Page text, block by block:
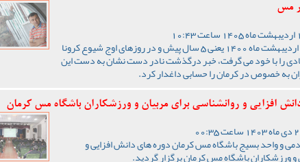
مس
در روزهای اردیبهشت ماه 1400 یعنی 5 سال پیش و در روزهای اوج شیوع کرونا
را با خود می گرفت، خبر درگذشت نادر دست نشان به دست این
به خصوص در کرمان را حسابی داغدار کرد.
افزایی و روانشناسی برای مربیان و ورزشکاران باشگاه مس کرمان
و واحد بسیج باشگاه مس کرمان دوره های دانش افزایی و
و ورزشکاران باشگاه مس کرمان برگزار گردید.